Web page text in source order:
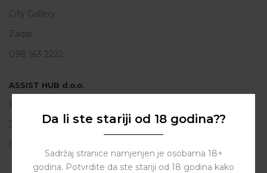
City Gallery
Zadar
098 163 2222
ASSIST HUB d.o.o.
Put vrljuge 13
23206 Sukošan
OIB: 80250945864
Da li ste stariji od 18 godina??
Sadržaj stranice namjenjen je osobama 18+
godina. Potvrdite da ste stariji od 18 godina kako